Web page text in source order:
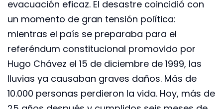
evacuación eficaz. El desastre coincidió con
un momento de gran tensión política:
mientras el país se preparaba para el
referéndum constitucional promovido por
Hugo Chávez el 15 de diciembre de 1999, las
lluvias ya causaban graves daños. Más de
10.000 personas perdieron la vida. Hoy, más de